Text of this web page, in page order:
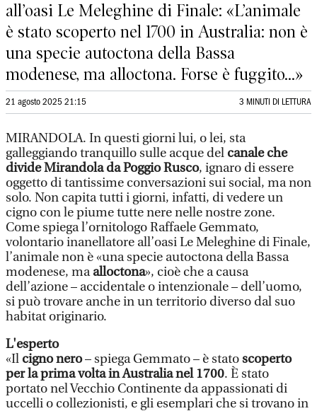
all’oasi Le Meleghine di Finale: «L’animale
è stato scoperto nel 1700 in Australia: non è
una specie autoctona della Bassa
modenese, ma alloctona. Forse è fuggito...»
21 agosto 2025 21:15 3 MINUTI DI LETTURA
MIRANDOLA. In questi giorni lui, o lei, sta
galleggiando tranquillo sulle acque del canale che
divide Mirandola da Poggio Rusco, ignaro di essere
oggetto di tantissime conversazioni sui social, ma non
solo. Non capita tutti i giorni, infatti, di vedere un
cigno con le piume tutte nere nelle nostre zone.
Come spiega l’ornitologo Raffaele Gemmato,
volontario inanellatore all’oasi Le Meleghine di Finale,
l’animale non è «una specie autoctona della Bassa
modenese, maalloctona», cioè che a causa
dell’azione – accidentale o intenzionale – dell’uomo,
si può trovare anche in un territorio diverso dal suo
habitat originario.
L'esperto
«Il cigno nero– spiega Gemmato – è statoscoperto
per la prima volta in Australia nel 1700. È stato
portato nel Vecchio Continente da appassionati di
uccelli o collezionisti, e gli esemplari che si trovano in